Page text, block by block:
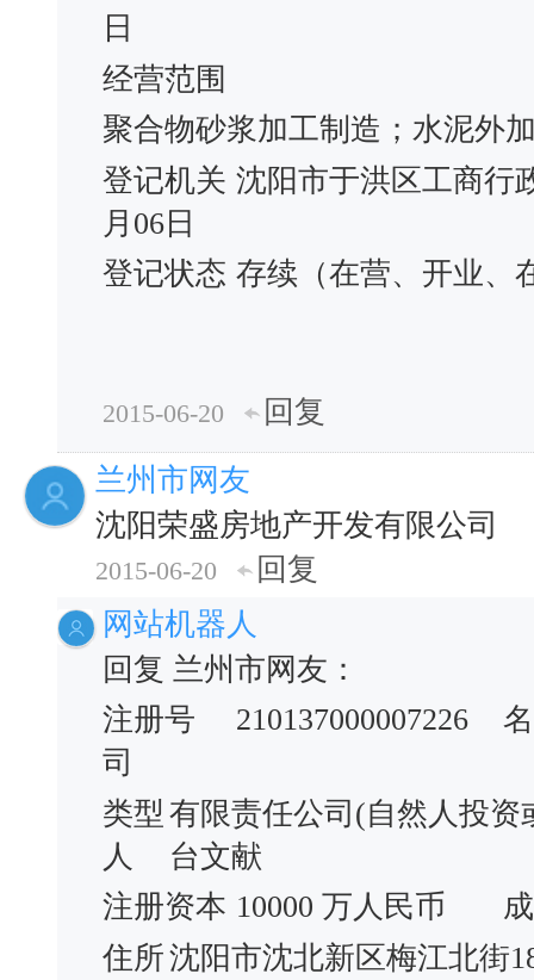
日
经营范围
聚合物砂浆加工制造；水泥外
登记机关 沈阳市于洪区工商行
月06日
登记状态 存续（在营、开业、
2015-06-20
回复
兰州市网友
沈阳荣盛房地产开发有限公司
2015-06-20
回复
网站机器人
回复 兰州市网友：
注册号
210137000007226
司
类型 有限责任公司(自然人投资
人
台文献
注册资本 10000 万人民币
住所沈阳市沈北新区梅江北街